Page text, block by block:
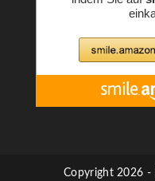
Copyright 2026 -